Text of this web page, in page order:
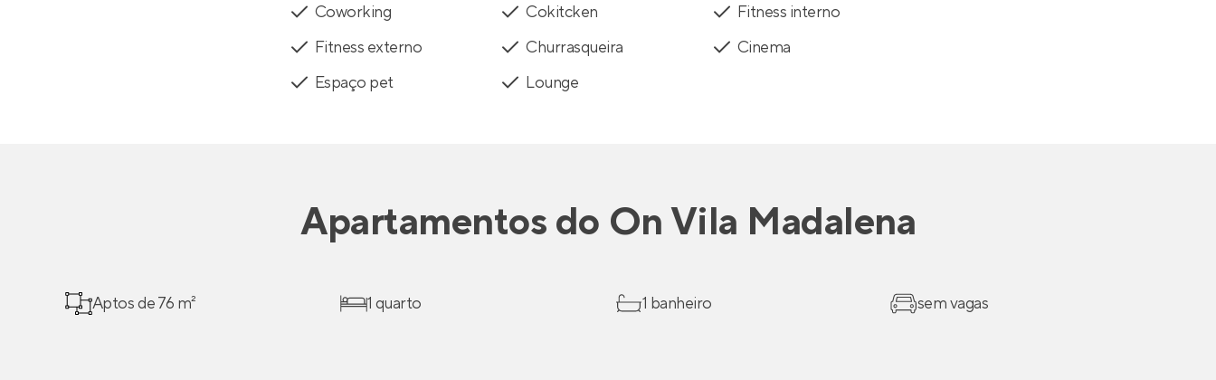
Coworking Cokitcken
Fitness interno
Fitness externo
Churrasqueira
Cinema
Espaço pet
Lounge
Apartamentos do On Vila Madalena
Aptos de 76 m² 1 quarto 1 banheiro sem vagas